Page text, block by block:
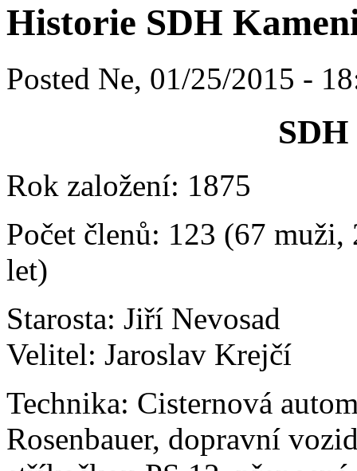
Historie SDH
Posted Ne, 01/25/2015 -
Rok založení: 1875
Počet členů: 123 (67
let)
Starosta: Jiří Nevosad
Velitel: Jaroslav Krejčí
Technika: Cisternová
Rosenbauer, dopravní